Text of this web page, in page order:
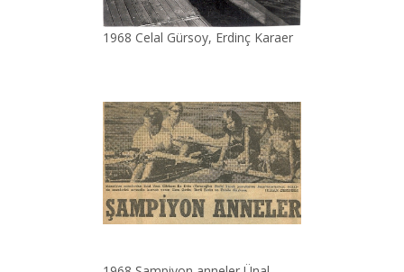
1968 Celal Gürsoy, Erdinç Karaer